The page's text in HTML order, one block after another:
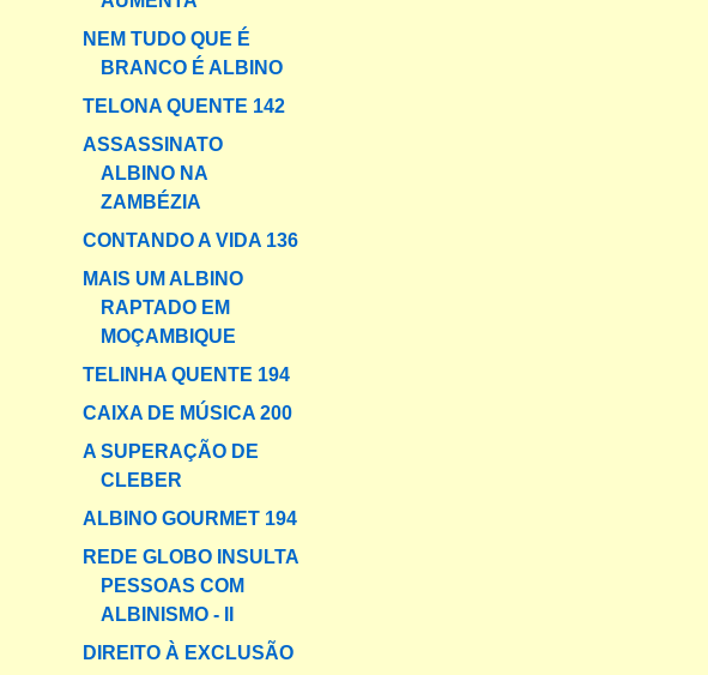
NEM TUDO QUE É
BRANCO É ALBINO
TELONA QUENTE 142
ASSASSINATO
ALBINO NA
ZAMBÉZIA
CONTANDO A VIDA 136
MAIS UM ALBINO
RAPTADO EM
MOÇAMBIQUE
TELINHA QUENTE 194
CAIXA DE MÚSICA 200
A SUPERAÇÃO DE
CLEBER
ALBINO GOURMET 194
REDE GLOBO INSULTA
PESSOAS COM
ALBINISMO - II
DIREITO À EXCLUSÃO